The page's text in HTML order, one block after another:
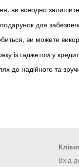
ви всеодно
для
ви можете
із гаджетом у
до надійного та
Вхід